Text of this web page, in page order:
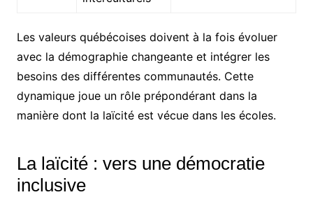
Les valeurs québécoises doivent à la fois évoluer
avec la démographie changeante et intégrer les
besoins des différentes communautés. Cette
dynamique joue un rôle prépondérant dans la
manière dont la laïcité est vécue dans les écoles.
La laïcité : vers une démocratie
inclusive